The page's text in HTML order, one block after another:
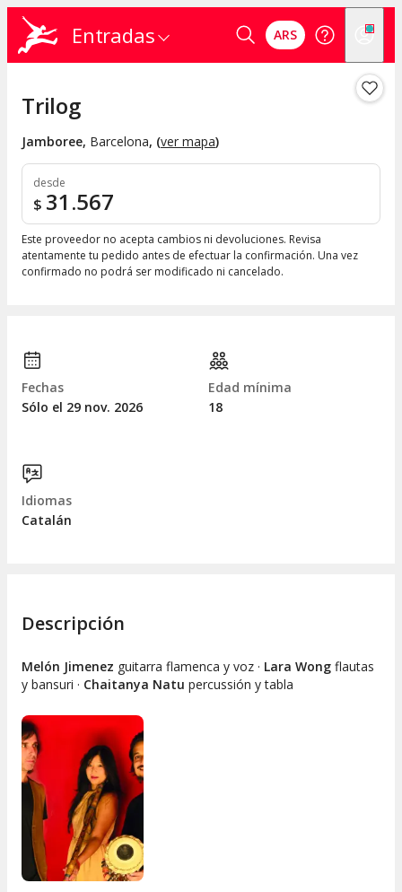
Entradas ARS
Trilog
Jamboree, Barcelona, (ver mapa)
desde
$ 31.567
Este proveedor no acepta cambios ni devoluciones. Revisa
atentamente tu pedido antes de efectuar la confirmación. Una vez
confirmado no podrá ser modificado ni cancelado.
Fechas
Sólo el 29 nov. 2026
Edad mínima
18
Idiomas
Catalán
Descripción
Melón Jimenez guitarra flamenca y voz · Lara Wong flautas
y bansuri · Chaitanya Natu percussión y tabla